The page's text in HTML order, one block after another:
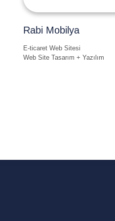
Rabi Mobilya
E-ticaret Web Sitesi
Web Site Tasarım + Yazılım